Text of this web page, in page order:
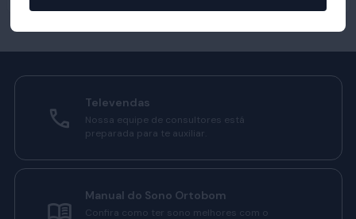
Televendas
Nossa equipe de consultores está
preparada para te auxiliar.
Manual do Sono Ortobom
Confira como ter sono melhores com o